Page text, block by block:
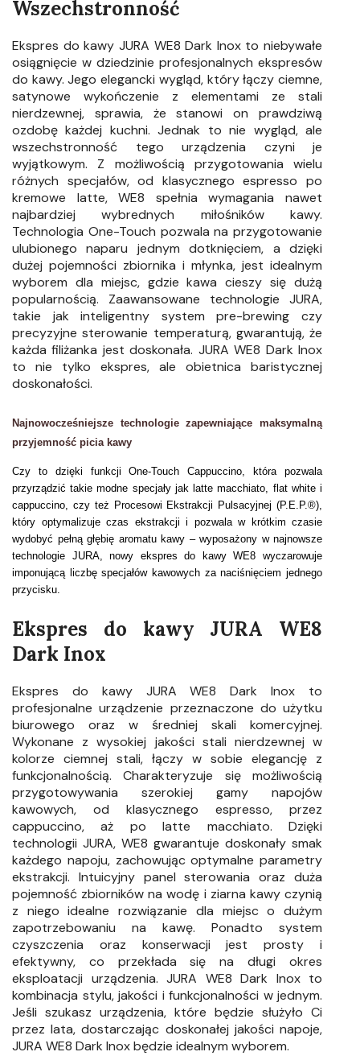
Wszechstronność
Ekspres do kawy JURA WE8 Dark Inox to niebywałe
osiągnięcie w dziedzinie profesjonalnych ekspresów
do kawy. Jego elegancki wygląd, który łączy ciemne,
satynowe wykończenie z elementami ze stali
nierdzewnej, sprawia, że stanowi on prawdziwą
ozdobę każdej kuchni. Jednak to nie wygląd, ale
wszechstronność tego urządzenia czyni je
wyjątkowym. Z możliwością przygotowania wielu
różnych specjałów, od klasycznego espresso po
kremowe latte, WE8 spełnia wymagania nawet
najbardziej wybrednych miłośników kawy.
Technologia One-Touch pozwala na przygotowanie
ulubionego naparu jednym dotknięciem, a dzięki
dużej pojemności zbiornika i młynka, jest idealnym
wyborem dla miejsc, gdzie kawa cieszy się dużą
popularnością. Zaawansowane technologie JURA,
takie jak inteligentny system pre-brewing czy
precyzyjne sterowanie temperaturą, gwarantują, że
każda filiżanka jest doskonała. JURA WE8 Dark Inox
to nie tylko ekspres, ale obietnica baristycznej
doskonałości.
Najnowocześniejsze technologie zapewniające maksymalną
przyjemność picia kawy
Czy to dzięki funkcji One-Touch Cappuccino, która pozwala
przyrządzić takie modne specjały jak latte macchiato, flat white i
cappuccino, czy też Procesowi Ekstrakcji Pulsacyjnej (P.E.P.®),
który optymalizuje czas ekstrakcji i pozwala w krótkim czasie
wydobyć pełną głębię aromatu kawy – wyposażony w najnowsze
technologie JURA, nowy ekspres do kawy WE8 wyczarowuje
imponującą liczbę specjałów kawowych za naciśnięciem jednego
przycisku.
Ekspres do kawy JURA WE8
Dark Inox
Ekspres do kawy JURA WE8 Dark Inox to
profesjonalne urządzenie przeznaczone do użytku
biurowego oraz w średniej skali komercyjnej.
Wykonane z wysokiej jakości stali nierdzewnej w
kolorze ciemnej stali, łączy w sobie elegancję z
funkcjonalnością. Charakteryzuje się możliwością
przygotowywania szerokiej gamy napojów
kawowych, od klasycznego espresso, przez
cappuccino, aż po latte macchiato. Dzięki
technologii JURA, WE8 gwarantuje doskonały smak
każdego napoju, zachowując optymalne parametry
ekstrakcji. Intuicyjny panel sterowania oraz duża
pojemność zbiorników na wodę i ziarna kawy czynią
z niego idealne rozwiązanie dla miejsc o dużym
zapotrzebowaniu na kawę. Ponadto system
czyszczenia oraz konserwacji jest prosty i
efektywny, co przekłada się na długi okres
eksploatacji urządzenia. JURA WE8 Dark Inox to
kombinacja stylu, jakości i funkcjonalności w jednym.
Jeśli szukasz urządzenia, które będzie służyło Ci
przez lata, dostarczając doskonałej jakości napoje,
JURA WE8 Dark Inox będzie idealnym wyborem.